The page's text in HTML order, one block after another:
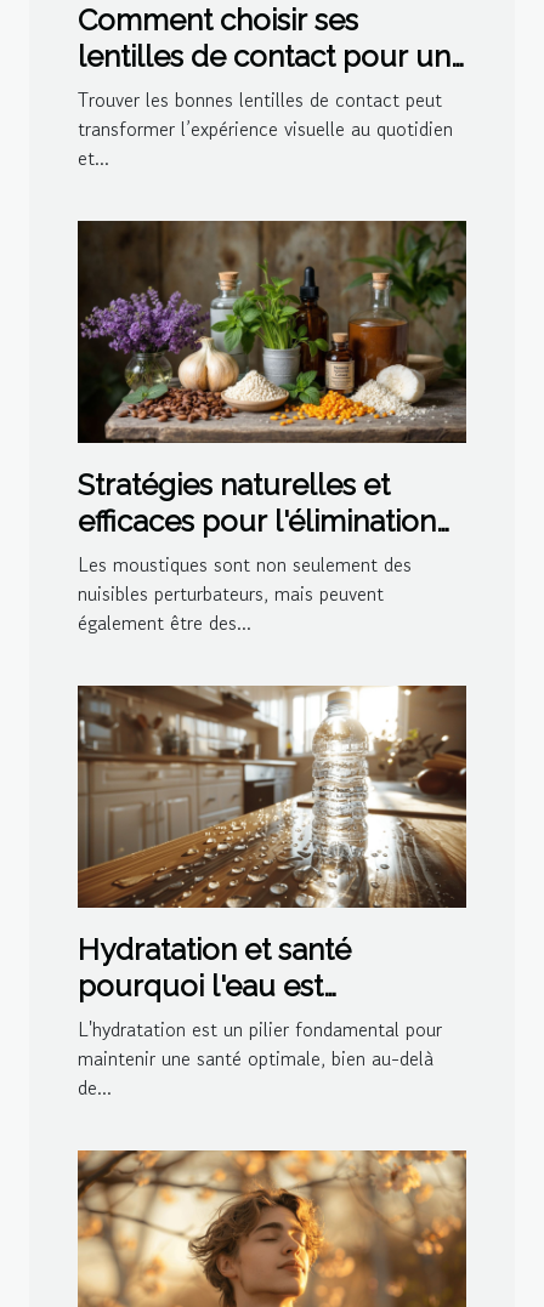
Comment choisir ses
lentilles de contact pour un
confort optimal ?
Trouver les bonnes lentilles de contact peut
transformer l’expérience visuelle au quotidien
et...
Stratégies naturelles et
efficaces pour l'élimination
des moustiques
Les moustiques sont non seulement des
nuisibles perturbateurs, mais peuvent
également être des...
Hydratation et santé
pourquoi l'eau est
essentielle au-delà de la soif
L'hydratation est un pilier fondamental pour
maintenir une santé optimale, bien au-delà
de...